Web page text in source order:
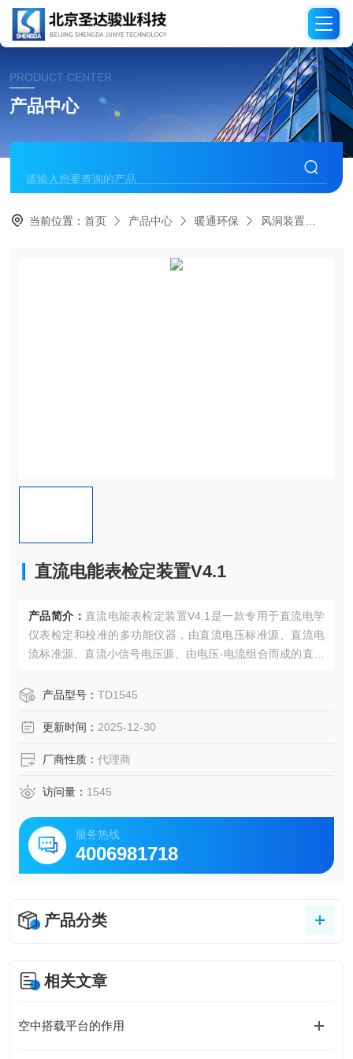
PRODUCT CENTER
产品中心
当前位置：首页 产品中心 暖通环保 风洞装置
直流电能表检定装置V4.1
产品简介： 直流电能表检定装置V4.1是一款专用于直流电学
仪表检定和校准的多功能仪器，由直流电压标准源、直流电
流标准源、直流小信号电压源、由电压-电流组合而成的直流
载能力优异等特点。
产品型号： TD1545
更新时间： 2025-12-30
厂商性质： 代理商
访问量： 1545
服务热线
4006981718
产品分类
相关文章
空中搭载平台的作用